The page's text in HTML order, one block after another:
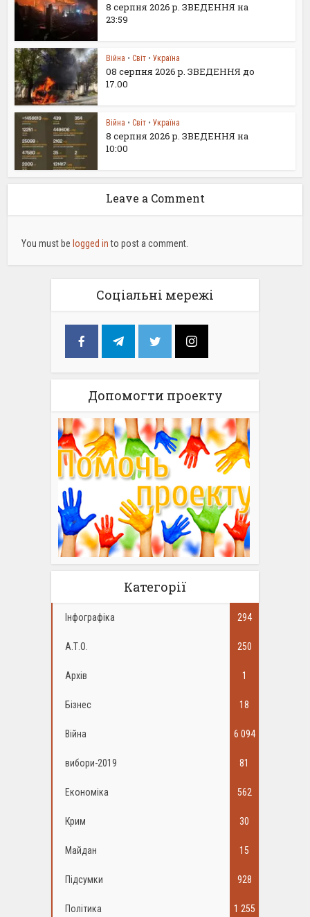
8 серпня 2026 р. ЗВЕДЕННЯ на
23:59
Війна • Світ • Україна
08 серпня 2026 р. ЗВЕДЕННЯ до
17.00
Війна • Світ • Україна
8 серпня 2026 р. ЗВЕДЕННЯ на
10:00
Leave a Comment
You must belogged into post a comment.
Соціальні мережі
Допомогти проекту
Категорії
Інфографіка 294
А.Т.О. 250
Архів 1
Бізнес 18
Війна 6 094
вибори-2019 81
Економіка 562
Крим 30
Майдан 15
Підсумки 928
Політика 1 255